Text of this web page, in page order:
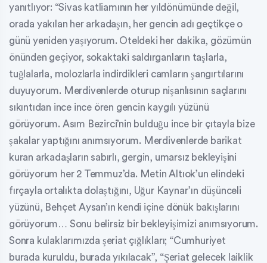
yanıtlıyor: “Sivas katliamının her yıldönümünde değil,
orada yakılan her arkadaşın, her gencin adı geçtikçe o
günü yeniden yaşıyorum. Oteldeki her dakika, gözümün
önünden geçiyor, sokaktaki saldırganların taşlarla,
tuğlalarla, molozlarla indirdikleri camların şangırtılarını
duyuyorum. Merdivenlerde oturup nişanlısının saçlarını
sıkıntıdan ince ince ören gencin kaygılı yüzünü
görüyorum. Asım Bezirci’nin bulduğu ince bir çıtayla bize
şakalar yaptığını anımsıyorum. Merdivenlerde barikat
kuran arkadaşların sabırlı, gergin, umarsız bekleyişini
görüyorum her 2 Temmuz’da. Metin Altıok’un elindeki
fırçayla ortalıkta dolaştığını, Uğur Kaynar’ın düşünceli
yüzünü, Behçet Aysan’ın kendi içine dönük bakışlarını
görüyorum… Sonu belirsiz bir bekleyişimizi anımsıyorum.
Sonra kulaklarımızda şeriat çığlıkları; “Cumhuriyet
burada kuruldu, burada yıkılacak”, “Şeriat gelecek laiklik